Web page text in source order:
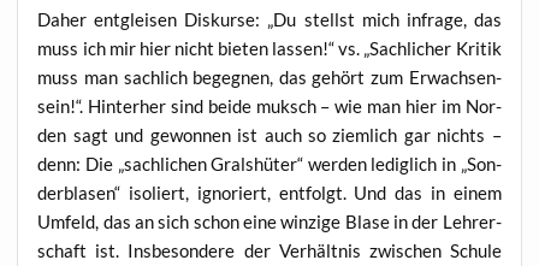
Daher ent­glei­sen Dis­kur­se: „Du stellst mich infra­ge, das
muss ich mir hier nicht bie­ten las­sen!“ vs. „Sach­li­cher Kri­tik
muss man sach­lich begeg­nen, das gehört zum Erwach­sen­
sein!“. Hin­ter­her sind bei­de muksch – wie man hier im Nor­
den sagt und gewon­nen ist auch so ziem­lich gar nichts –
denn: Die „sach­li­chen Grals­hü­ter“ wer­den ledig­lich in „Son­
der­bla­sen“ iso­liert, igno­riert, ent­folgt. Und das in einem
Umfeld, das an sich schon eine win­zi­ge Bla­se in der Leh­rer­
schaft ist. Ins­be­son­de­re der Ver­hält­nis zwi­schen Schu­le